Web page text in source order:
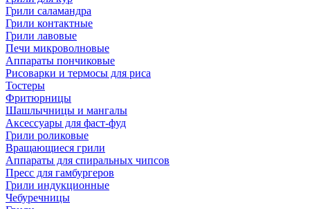
Грили саламандра
Грили контактные
Грили лавовые
Печи микроволновые
Аппараты пончиковые
Рисоварки и термосы для риса
Тостеры
Фритюрницы
Шашлычницы и мангалы
Аксессуары для фаст-фуд
Грили роликовые
Вращающиеся грили
Аппараты для спиральных чипсов
Пресс для гамбургеров
Грили индукционные
Чебуречницы